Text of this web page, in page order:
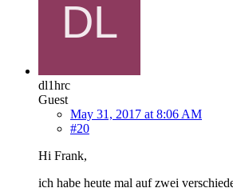
dl1hrc
Guest
May 31, 2017 at 8:06 AM
#20
Hi Frank,
ich habe heute mal auf zwei